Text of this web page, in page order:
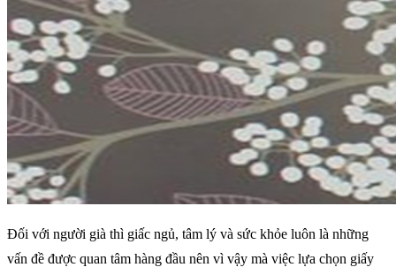
Đối với người già thì giấc ngủ, tâm lý và sức khỏe luôn là những
vấn đề được quan tâm hàng đầu nên vì vậy mà việc lựa chọn giấy